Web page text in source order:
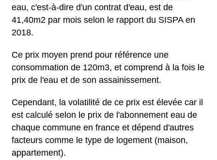
eau, c'est-à-dire d'un contrat d'eau, est de
41,40m2 par mois selon le rapport du SISPA en
2018.
Ce prix moyen prend pour référence une
consommation de 120m3, et comprend à la fois le
prix de l'eau et de son assainissement.
Cependant, la volatilité de ce prix est élevée car il
est calculé selon le prix de l'abonnement eau de
chaque commune en france et dépend d'autres
facteurs comme le type de logement (maison,
appartement).